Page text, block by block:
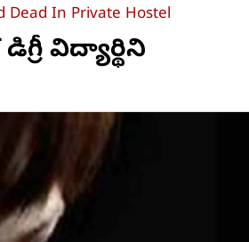
Dead In Private Hostel
విద్యార్థిని